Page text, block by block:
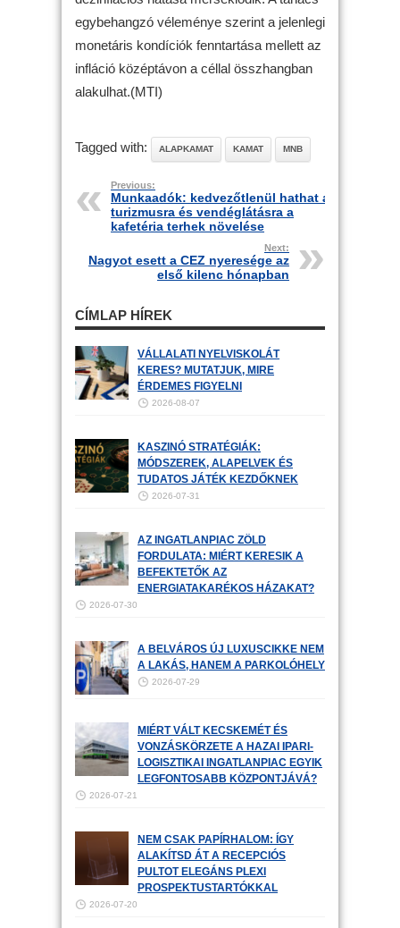
egybehangzó véleménye szerint a jelenlegi
monetáris kondíciók fenntartása mellett az
infláció középtávon a céllal összhangban
alakulhat.(MTI)
Tagged with: ALAPKAMAT KAMAT MNB
Previous:
Munkaadók: kedvezőtlenül hathat a
turizmusra és vendéglátásra a
kafetéria terhek növelése
Next:
Nagyot esett a CEZ nyeresége az
első kilenc hónapban
CÍMLAP HÍREK
VÁLLALATI NYELVISKOLÁT
KERES? MUTATJUK, MIRE
ÉRDEMES FIGYELNI
2026-08-07
KASZINÓ STRATÉGIÁK:
MÓDSZEREK, ALAPELVEK ÉS
TUDATOS JÁTÉK KEZDŐKNEK
2026-07-31
AZ INGATLANPIAC ZÖLD
FORDULATA: MIÉRT KERESIK A
BEFEKTETŐK AZ
ENERGIATAKARÉKOS HÁZAKAT?
2026-07-30
A BELVÁROS ÚJ LUXUSCIKKE NEM
A LAKÁS, HANEM A PARKOLÓHELY
2026-07-29
MIÉRT VÁLT KECSKEMÉT ÉS
VONZÁSKÖRZETE A HAZAI IPARI-
LOGISZTIKAI INGATLANPIAC EGYIK
LEGFONTOSABB KÖZPONTJÁVÁ?
2026-07-21
NEM CSAK PAPÍRHALOM: ÍGY
ALAKÍTSD ÁT A RECEPCIÓS
PULTOT ELEGÁNS PLEXI
PROSPEKTUSTARTÓKKAL
2026-07-20